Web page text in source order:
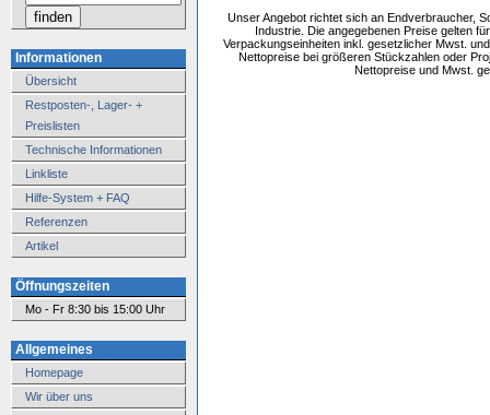
Informationen
Übersicht
Restposten-, Lager- +
Preislisten
Technische Informationen
Linkliste
Hilfe-System + FAQ
Referenzen
Artikel
Öffnungszeiten
Mo - Fr 8:30 bis 15:00 Uhr
Allgemeines
Homepage
Wir über uns
Unser Angebot richtet sich an Endverbraucher,
Industrie. Die angegebenen Preise gelten
Verpackungseinheiten inkl. gesetzlicher Mwst.
Nettopreise bei größeren Stückzahlen oder
Nettopreise und Mwst.